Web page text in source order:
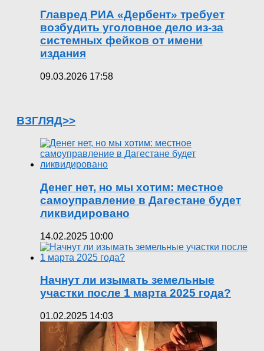
Главред РИА «Дербент» требует
возбудить уголовное дело из-за
системных фейков от имени
издания
09.03.2026 17:58
ВЗГЛЯД>>
Денег нет, но мы хотим: местное
самоуправление в Дагестане будет
ликвидировано
14.02.2025 10:00
Начнут ли изымать земельные
участки после 1 марта 2025 года?
01.02.2025 14:03